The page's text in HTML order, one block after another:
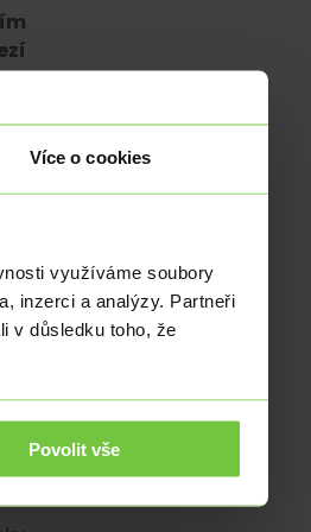
Více o cookies
využíváme soubory
inzerci a analýzy. Partneři
v důsledku toho, že
Povolit vše
V